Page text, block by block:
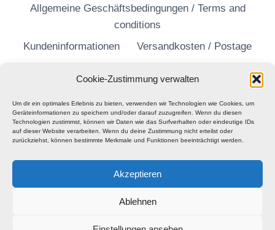
Cookie-Zustimmung verwalten
Um dir ein optimales Erlebnis zu bieten, verwenden wir Technologien wie Cookies, um
Geräteinformationen zu speichern und/oder darauf zuzugreifen. Wenn du diesen
Technologien zustimmst, können wir Daten wie das Surfverhalten oder eindeutige IDs
auf dieser Website verarbeiten. Wenn du deine Zustimmung nicht erteilst oder
zurückziehst, können bestimmte Merkmale und Funktionen beeinträchtigt werden.
Akzeptieren
Ablehnen
Allgemeine Geschäftsbedingungen / Terms and
conditions
Kundeninformationen
Versandkosten / Postage